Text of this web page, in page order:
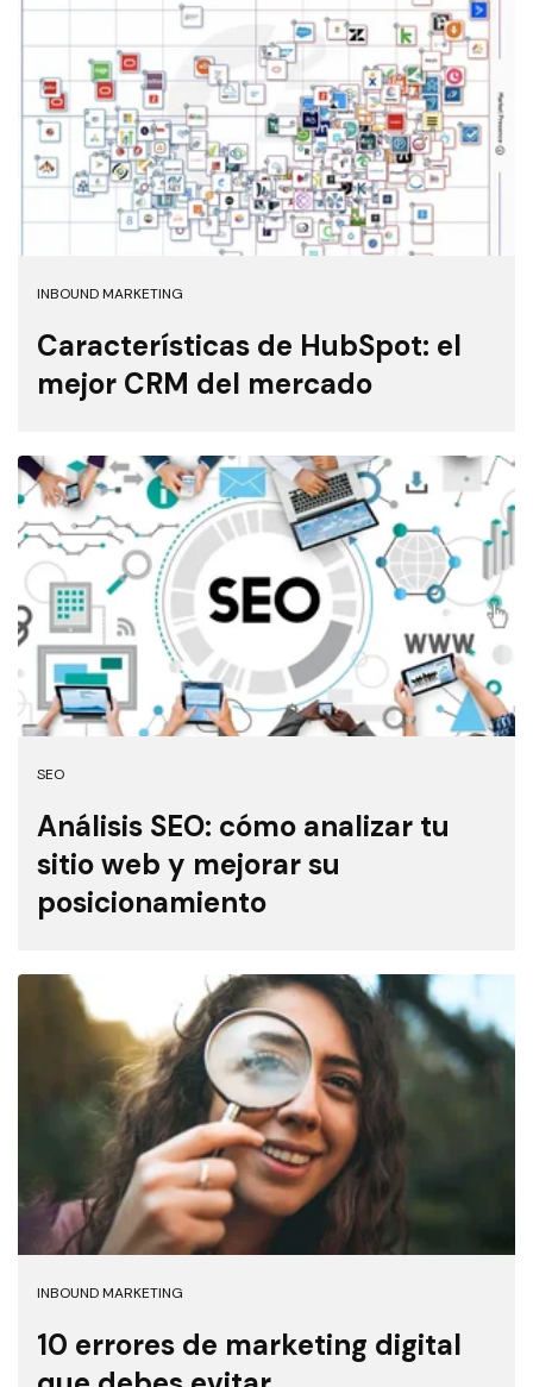
INBOUND MARKETING
Características de HubSpot: el
mejor CRM del mercado
SEO
Análisis SEO: cómo analizar tu
sitio web y mejorar su
posicionamiento
INBOUND MARKETING
10 errores de marketing digital